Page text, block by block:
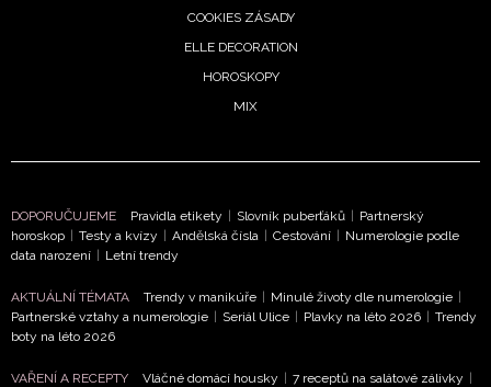
NEWSLETTER
COOKIES ZÁSADY
ELLE DECORATION
HOROSKOPY
MIX
DOPORUČUJEME Pravidla etikety | Slovník puberťáků | Partnerský
horoskop | Testy a kvízy | Andělská čísla | Cestování | Numerologie podle
data narození | Letní trendy
AKTUÁLNÍ TÉMATA Trendy v manikúře | Minulé životy dle numerologie |
Partnerské vztahy a numerologie | Seriál Ulice | Plavky na léto 2026 | Trendy
boty na léto 2026
VAŘENÍ A RECEPTY Vláčné domácí housky | 7 receptů na salátové zálivky |